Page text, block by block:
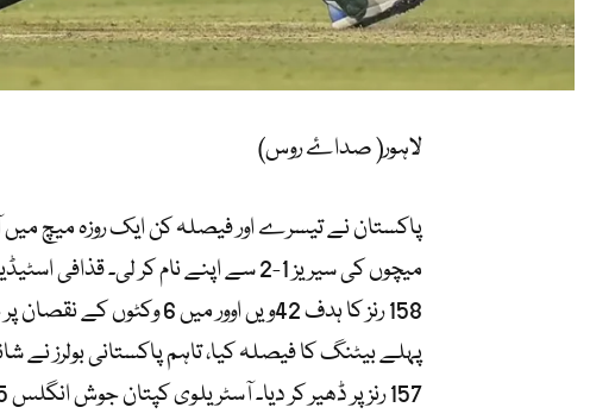
لاہور( صداۓ روس)
میچوں کی سیریز 1-2 سے اپنے نام کر
158 رنز کا ہدف 42ویں اوور
پہلے بیٹنگ کا فیصلہ کیا، تاہم پاکستانی بولرز نے